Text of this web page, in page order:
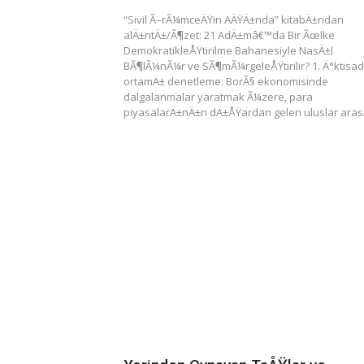
“Sivil Ã–rÃ¼mceÄŸin AÄŸÄ±nda” kitabÄ±ndan
alÄ±ntÄ±/Ã¶zet: 21 AdÄ±mâ€™da Bir Ãœlke
DemokratikleÅŸtirilme Bahanesiyle NasÄ±l
BÃ¶lÃ¼nÃ¼r ve SÃ¶mÃ¼rgeleÅŸtirilir? 1.
ortamÄ± denetleme: BorÃ§ ekonomisinde
dalgalanmalar yaratmak Ã¼zere, para
piyasalarÄ±nÄ±n dÄ±ÅŸardan gelen uluslar